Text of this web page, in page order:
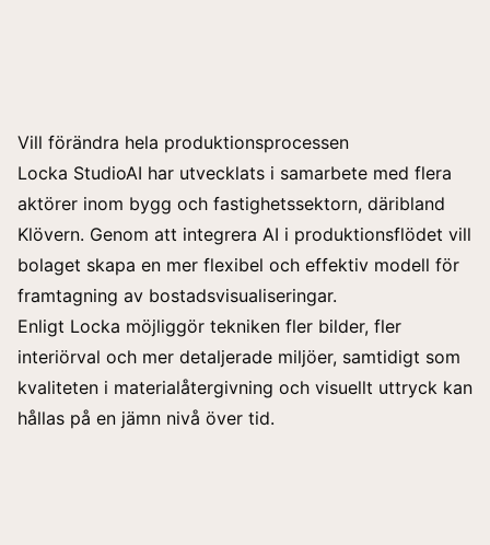
Vill förändra hela produktionsprocessen
Locka StudioAI har utvecklats i samarbete med flera
aktörer inom bygg och fastighetssektorn, däribland
Klövern. Genom att integrera AI i produktionsflödet vill
bolaget skapa en mer flexibel och effektiv modell för
framtagning av bostadsvisualiseringar.
Enligt Locka möjliggör tekniken fler bilder, fler
interiörval och mer detaljerade miljöer, samtidigt som
kvaliteten i materialåtergivning och visuellt uttryck kan
hållas på en jämn nivå över tid.